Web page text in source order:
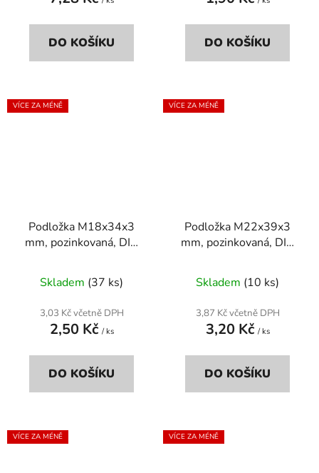
DO KOŠÍKU DO KOŠÍKU
VÍCE ZA MÉNĚ
Podložka M18x34x3
mm, pozinkovaná, DIN
Skladem (37 ks)
3,03 Kč včetně DPH
2,50 Kč / ks
DO KOŠÍKU
VÍCE ZA MÉNĚ
Podložka M22x39x3
mm, pozinkovaná, DIN
Skladem (10 ks)
3,87 Kč včetně DPH
3,20 Kč / ks
DO KOŠÍKU
VÍCE ZA MÉNĚ VÍCE ZA MÉNĚ